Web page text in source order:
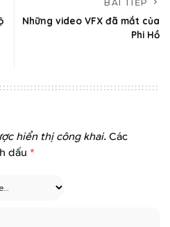
BÀI TIẾP
Những video VFX đã mắt của
Phi Hồ
hiển thị công khai. Các
dấu *